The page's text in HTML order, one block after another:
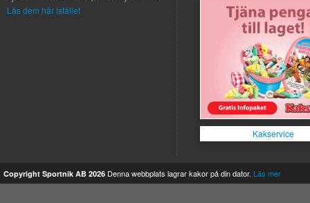
Läs dem här istället
Kakservice
Copyright Sportnik AB 2026 Denna webbplats lagrar kakor på din dator. Läs mer